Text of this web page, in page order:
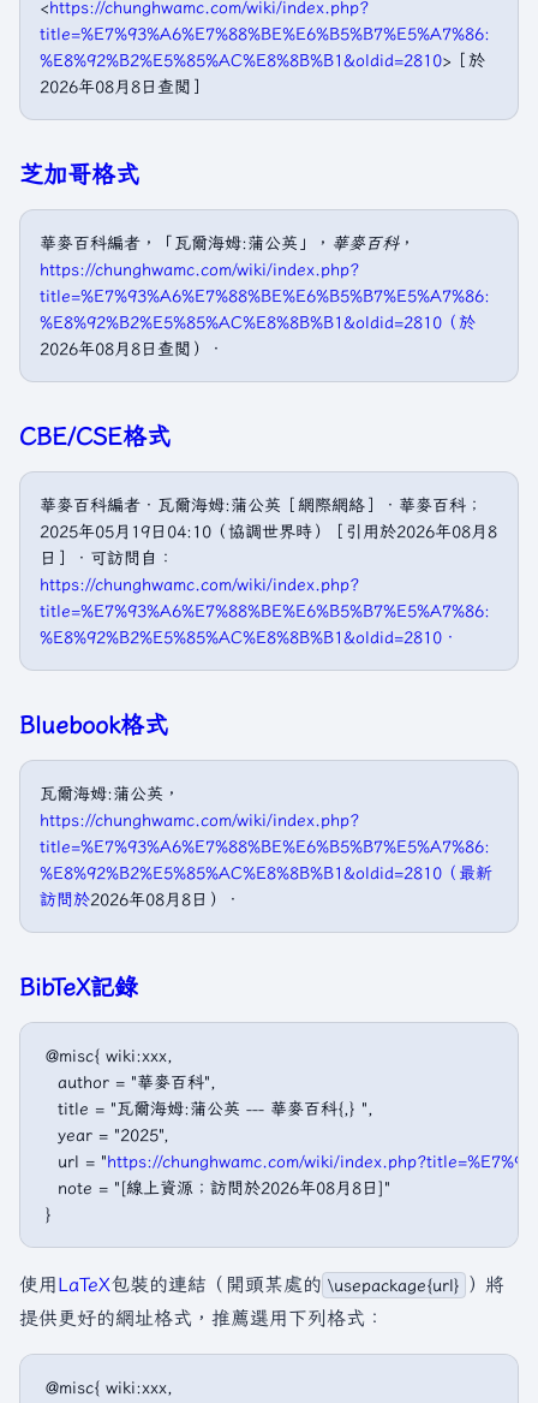
<https://chunghwamc.com/wiki/index.php?
title=%E7%93%A6%E7%88%BE%E6%B5%B7%E5%A7%86:
%E8%92%B2%E5%85%AC%E8%8B%B1&oldid=2810>［於
2026年08月8日查閲］
芝加哥格式
華麥百科編者，「瓦爾海姆:蒲公英」， 華麥百科，
https://chunghwamc.com/wiki/index.php?
title=%E7%93%A6%E7%88%BE%E6%B5%B7%E5%A7%86:
%E8%92%B2%E5%85%AC%E8%8B%B1&oldid=2810（於
2026年08月8日查閲）．
CBE/CSE格式
華麥百科編者．瓦爾海姆:蒲公英［網際網絡］．華麥百科；
2025年05月19日04:10（協調世界時）［引用於2026年08月8
日］．可訪問自：
https://chunghwamc.com/wiki/index.php?
title=%E7%93%A6%E7%88%BE%E6%B5%B7%E5%A7%86:
%E8%92%B2%E5%85%AC%E8%8B%B1&oldid=2810．
Bluebook格式
瓦爾海姆:蒲公英，
https://chunghwamc.com/wiki/index.php?
title=%E7%93%A6%E7%88%BE%E6%B5%B7%E5%A7%86:
%E8%92%B2%E5%85%AC%E8%8B%B1&oldid=2810（最新
訪問於2026年08月8日）．
BibTeX記錄
@misc{ wiki:xxx,
   author = "華麥百科",
   title = "瓦爾海姆:蒲公英 --- 華麥百科{,} ",
   year = "2025",
   url = "
https://chunghwamc.com/wiki/
   note = "[線上資源；訪問於2026年08月8日]"
使用LaTeX包裝的連結（開頭某處的 \usepackage{url} ）將
提供更好的網址格式，推薦選用下列格式：
@misc{ wiki:xxx,